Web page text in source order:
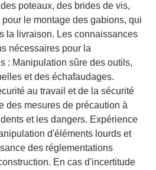
poteaux, des brides de vis,
le montage des gabions, qui
la livraison. Les connaissances
nécessaires pour la
: Manipulation sûre des outils,
et des échafaudages.
au travail et de la sécurité
des mesures de précaution à
et les dangers. Expérience
d'éléments lourds et
des réglementations
En cas d'incertitude